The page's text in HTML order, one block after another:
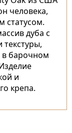
человека,
статусом.
дуба с
текстуры,
в барочном
и
крепа.